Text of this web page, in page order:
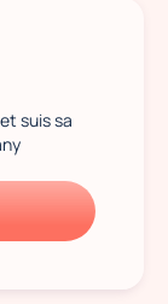
suis sa